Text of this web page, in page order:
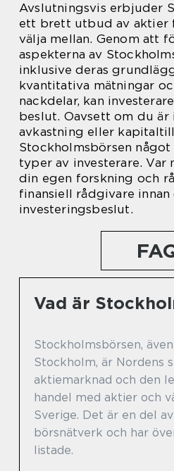
Avslutningsvis erbjuder
ett brett utbud av aktier
välja mellan. Genom att
aspekterna av
inklusive deras
kvantitativa mätningar
nackdelar, kan
beslut. Oavsett om du är
avkastning eller
Stockholmsbörsen
typer av investerare. Var
din egen forskning och
finansiell rådgivare
investeringsbeslut.
Vad är
Stockholmsbörsen,
Stockholm, är Nordens
aktiemarknad och den
handel med aktier och
Sverige. Det är en del
börsnätverk och har
listade.